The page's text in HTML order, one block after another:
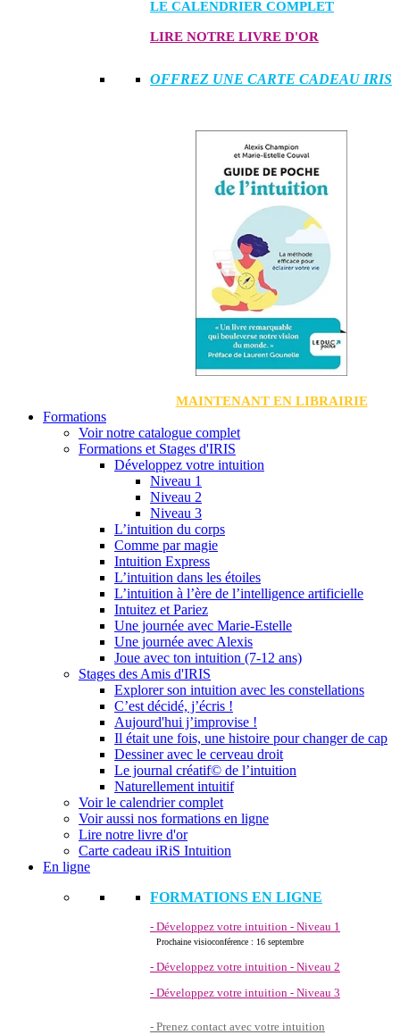
LE CALENDRIER COMPLET
LIRE NOTRE LIVRE D'OR
OFFREZ UNE CARTE CADEAU IRIS
MAINTENANT EN LIBRAIRIE
Formations
Voir notre catalogue complet
Formations et Stages d'IRIS
Développez votre intuition
Niveau 1
Niveau 2
Niveau 3
L’intuition du corps
Comme par magie
Intuition Express
L’intuition dans les étoiles
L’intuition à l’ère de l’intelligence artificielle
Intuitez et Pariez
Une journée avec Marie-Estelle
Une journée avec Alexis
Joue avec ton intuition (7-12 ans)
Stages des Amis d'IRIS
Explorer son intuition avec les constellations
C’est décidé, j’écris !
Aujourd'hui j’improvise !
Il était une fois, une histoire pour changer de cap
Dessiner avec le cerveau droit
Le journal créatif© de l’intuition
Naturellement intuitif
Voir le calendrier complet
Voir aussi nos formations en ligne
Lire notre livre d'or
Carte cadeau iRiS Intuition
En ligne
FORMATIONS EN LIGNE
- Développez votre intuition - Niveau 1
Prochaine visioconférence : 16 septembre
- Développez votre intuition - Niveau 2
- Développez votre intuition - Niveau 3
- Prenez contact avec votre intuition